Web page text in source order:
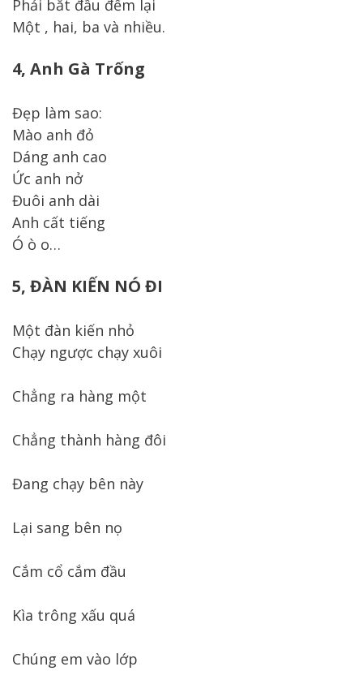
Phải bắt đầu đếm lại
Một , hai, ba và nhiều.
4, Anh Gà Trống
Đẹp làm sao:
Mào anh đỏ
Dáng anh cao
Ức anh nở
Đuôi anh dài
Anh cất tiếng
Ó ò o…
5, ĐÀN KIẾN NÓ ĐI
Một đàn kiến nhỏ
Chạy ngược chạy xuôi
Chẳng ra hàng một
Chẳng thành hàng đôi
Đang chạy bên này
Lại sang bên nọ
Cắm cổ cắm đầu
Kìa trông xấu quá
Chúng em vào lớp